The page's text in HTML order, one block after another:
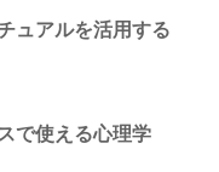
ュアルを活用する
で使える心理学